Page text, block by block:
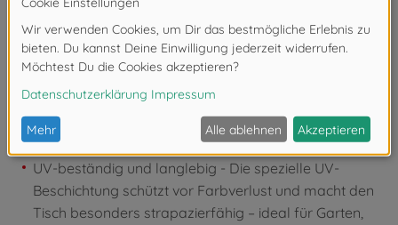
Platz für 4 Kinder - Mit großzügiger Tischfläche
bietet der Tisch ausreichend Platz für gemeinsame
Aktivitäten wie Malen, Basteln oder Essen.
Robuste Konstruktion - Dank stabiler, geblasener
Kunststoffbeine ist der Tisch äußerst
widerstandsfähig und sicher für den Einsatz drinnen
und draußen.
UV-beständig und langlebig - Die spezielle UV-
Beschichtung schützt vor Farbverlust und macht den
Tisch besonders strapazierfähig – ideal für Garten,